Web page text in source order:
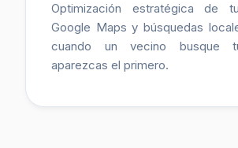
Optimización estratégica de
Google Maps y búsquedas
cuando un vecino busque
aparezcas el primero.